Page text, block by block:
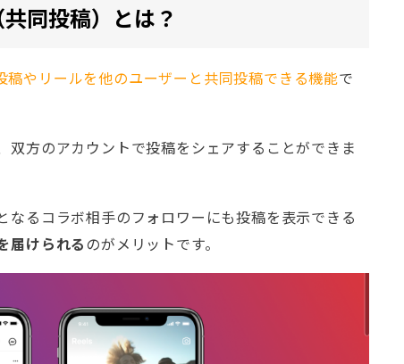
同投稿）とは？
稿やリールを他のユーザーと共同投稿できる機能で
方のアカウントで投稿をシェアすることができま
なるコラボ相手のフォロワーにも投稿を表示できる
届けられる のがメリットです。